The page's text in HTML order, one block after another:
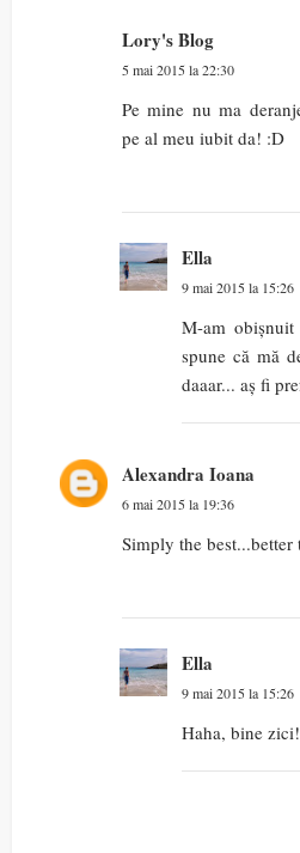
Lory's Blog
5 mai 2015 la 22:30
Pe mine nu ma
pe al meu iubit da! :D
Ella
9 mai 2015 la 15:26
M-am
spune că mă
daaar... aș fi
Alexandra Ioana
6 mai 2015 la 19:36
Simply the
Ella
9 mai 2015 la 15:26
Haha, bine